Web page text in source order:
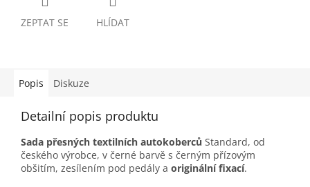
ZEPTAT SE HLÍDAT
Popis Diskuze
Detailní popis produktu
Sada přesných textilních autokoberců Standard, od
českého výrobce, v černé barvě s černým přízovým
obšitím, zesílením pod pedály a originální fixací.